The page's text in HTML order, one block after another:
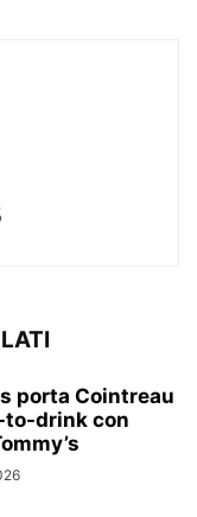
porta Cointreau
to-drink con